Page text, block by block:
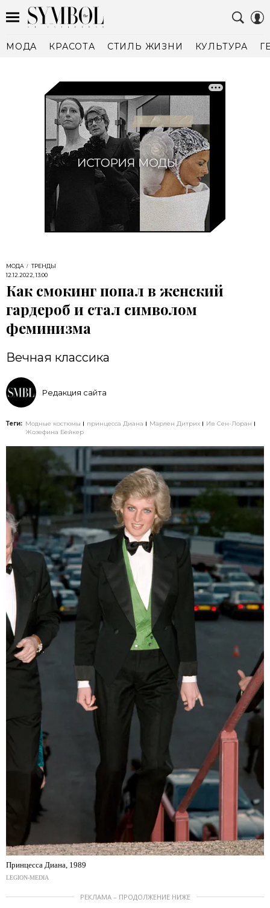
МОДА КРАСОТА СТИЛЬ ЖИЗНИ КУЛЬТУРА
МОДА
ТРЕНДЫ
12.12.2022, 13:00
Как смокинг попал в женский
гардероб и стал символом
феминизма
Вечная классика
Редакция сайта
Теги: Модные костюмы принцесса Диана Марлен Дитрих
Ив Сен-Лоран
Жозефина Бейкер
Принцесса Диана, 1989
LEGION-MEDIA
РЕКЛАМА – ПРОДОЛЖЕНИЕ НИЖЕ